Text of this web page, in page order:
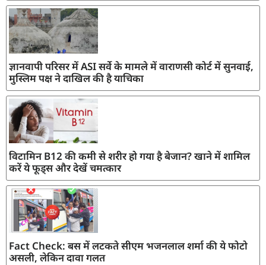
ज्ञानवापी परिसर में ASI सर्वे के मामले में वाराणसी कोर्ट में सुनवाई,
मुस्लिम पक्ष ने दाखिल की है याचिका
विटामिन B12 की कमी से शरीर हो गया है बेजान? खाने में शामिल
करें ये फूड्स और देखें चमत्कार
Fact Check: बस में लटकते सीएम भजनलाल शर्मा की ये फोटो
असली, लेकिन दावा गलत